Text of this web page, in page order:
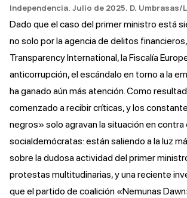
Independencia. Julio de 2025. D. Umbrasas/
Dado que el caso del primer ministro está
no solo por la agencia de delitos
Transparency International, la Fiscalía
anticorrupción, el escándalo en torno a la
ha ganado aún más atención. Como
comenzado a recibir críticas, y los
negros» solo agravan la situación en contra
socialdemócratas: están saliendo a la luz
sobre la dudosa actividad del primer
protestas multitudinarias, y una reciente
que el partido de coalición «Nemunas